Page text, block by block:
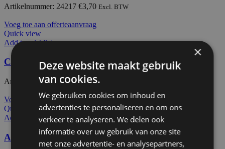
Artikelnummer: 24217 €3,70 Excl. BTW
Voeg toe aan offerteaanvraag
Quick view
Add to wishlist
CBX41
Artikelnummer: 24230€5,20 Excl. BTW
Voeg toe aan offerteaanvraag
Quick view
Add to wishlist
Afdekdop alu Ø50
×
Deze website maakt gebruik
van cookies.
We gebruiken cookies om inhoud en
advertenties te personaliseren en om ons
verkeer te analyseren. We delen ook
informatie over uw gebruik van onze site
met onze advertentie- en analysepartners,